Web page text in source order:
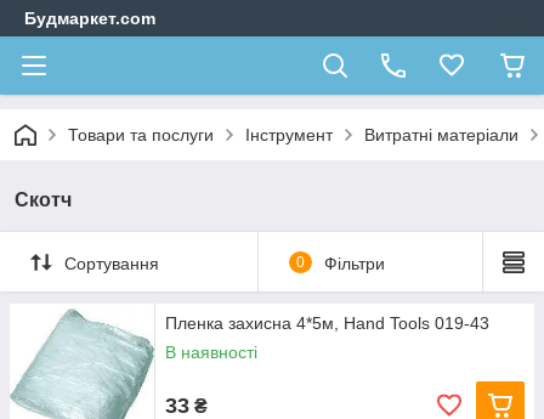
Будмаркет.com
Товари та послуги Інструмент Витратні матеріали
Скотч
Сортування 0 Фільтри
Пленка захисна 4*5м, Hand Tools 019-43
В наявності
33 ₴